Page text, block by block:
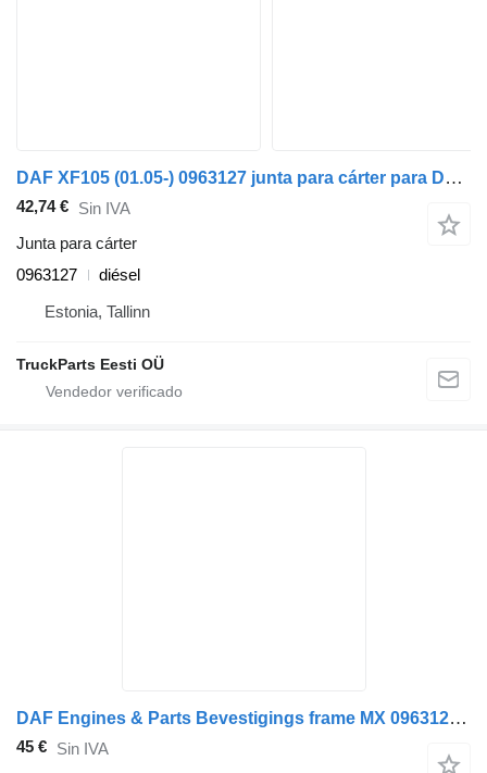
DAF XF105 (01.05-) 0963127 junta para cárter para DAF XF95, XF105 (2001-2014) cabeza tractora
42,74 € Sin IVA
Junta para cárter
0963127
diésel
Estonia, Tallinn
TruckParts Eesti OÜ
DAF Engines & Parts Bevestigings frame MX 0963127 junta para cárter para camión
45 € Sin IVA